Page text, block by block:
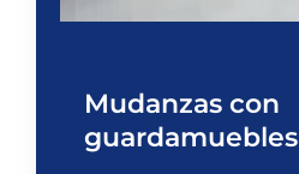
Mudanzas con
guardamuebles